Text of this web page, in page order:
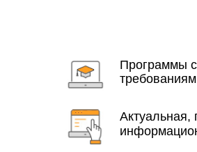
Программы